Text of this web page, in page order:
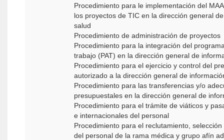
Procedimiento para le implementación del
los proyectos de TIC en la dirección general
salud
Procedimiento de administración de proyectos
Procedimiento para la integración del
trabajo (PAT) en la dirección general de
Procedimiento para el ejercicio y control del
autorizado a la dirección general de
Procedimiento para las transferencias y/o
presupuestales en la dirección general de
Procedimiento para el trámite de viáticos y
e internacionales del personal
Procedimiento para el reclutamiento,
del personal de la rama médica y grupo afín